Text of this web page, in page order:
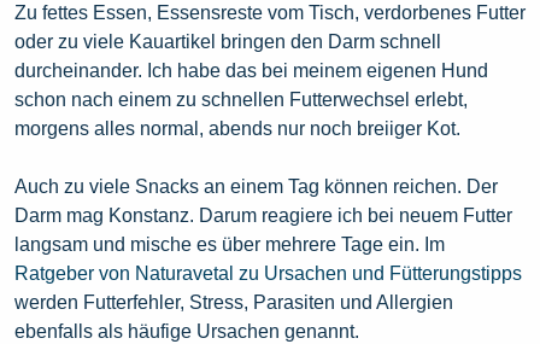
Zu fettes Essen, Essensreste vom Tisch, verdorbenes Futter
oder zu viele Kauartikel bringen den Darm schnell
durcheinander. Ich habe das bei meinem eigenen Hund
schon nach einem zu schnellen Futterwechsel erlebt,
morgens alles normal, abends nur noch breiiger Kot.
Auch zu viele Snacks an einem Tag können reichen. Der
Darm mag Konstanz. Darum reagiere ich bei neuem Futter
langsam und mische es über mehrere Tage ein. Im
Ratgeber von Naturavetal zu Ursachen und Fütterungstipps
werden Futterfehler, Stress, Parasiten und Allergien
ebenfalls als häufige Ursachen genannt.